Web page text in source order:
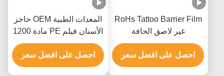
RoHs Tattoo Barrier Film
غير لاصق الحافة
احصل على افضل سعر
المعدات الطبية OEM حاجز
الأسنان فيلم PE مادة 1200
ورقة
احصل على افضل سعر